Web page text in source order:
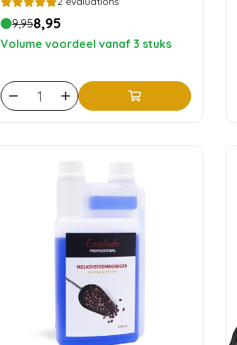
9,958,95
Volume voordeel vanaf 3 stuks